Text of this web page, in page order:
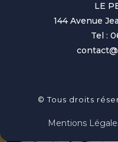
LE
144 Avenue
Tel :
© Tous droits
Mentions